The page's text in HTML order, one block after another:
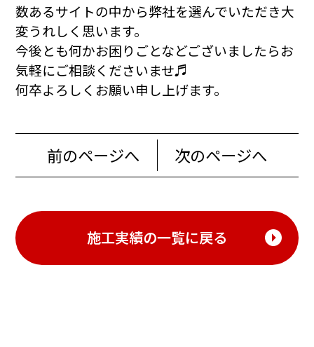
数あるサイトの中から弊社を選んでいただき大
変うれしく思います。
今後とも何かお困りごとなどございましたらお
気軽にご相談くださいませ♬
何卒よろしくお願い申し上げます。
前のページへ 次のページへ
施工実績の一覧に戻る